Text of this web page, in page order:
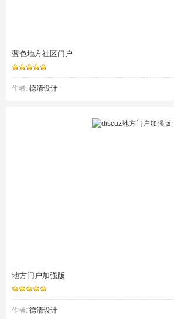
蓝色地方社区门户
作者: 德清设计
地方门户加强版
作者: 德清设计